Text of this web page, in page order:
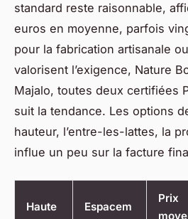
standard reste raisonnable,
euros en moyenne, parfois
pour la fabrication artisanale
valorisent l’exigence, Nature
Majalo, toutes deux certifiées
suit la tendance. Les options
hauteur, l’entre-les-lattes, la
influe un peu sur la facture
Haute
Espacem
Prix